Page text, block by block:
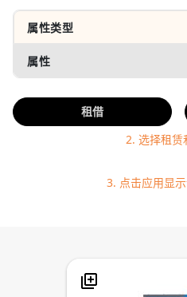
租借
2. 选择租赁
3. 点击应用显